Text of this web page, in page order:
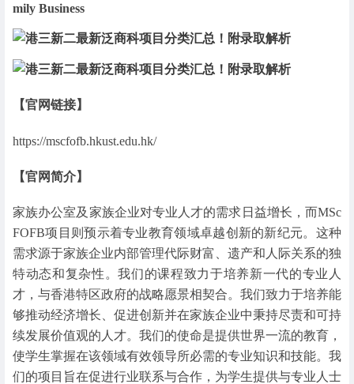
mily Business
【官网链接】
https://mscfofb.hkust.edu.hk/
【官网简介】
家族办公室及家族企业对专业人才的需求日益增长，而MSc
FOFB项目则预示着专业教育领域卓越创新的新纪元。这种
需求源于家族企业内部管理代际财富、遗产和人际关系的独
特动态和复杂性。我们的课程致力于培养新一代的专业人
才，与香港特区政府的战略愿景相契合。我们致力于培养能
够推动经济增长、促进创新并在家族企业中秉持尽责和可持
续发展价值观的人才。我们的使命是提供世界一流的教育，
使学生掌握在该领域有效领导所必需的专业知识和技能。我
们的项目旨在促进行业联系与合作，为学生提供与专业人士